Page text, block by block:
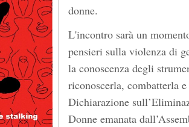
donne.
L'incontro sarà un
pensieri sulla violenza di
la conoscenza degli
riconoscerla, combatterla
Dichiarazione
Donne emanata